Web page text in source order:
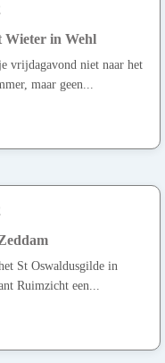
Wieter in Wehl
vrijdagavond niet naar het
maar geen...
St Oswaldusgilde in
Ruimzicht een...